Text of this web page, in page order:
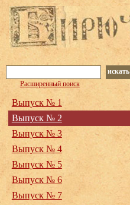
искать
Расширенный поиск
Выпуск № 1
Выпуск № 2
Выпуск № 3
Выпуск № 4
Выпуск № 5
Выпуск № 6
Выпуск № 7